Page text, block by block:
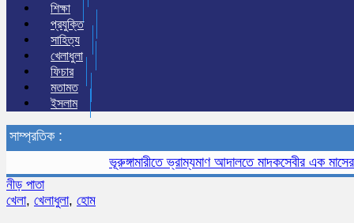
শিক্ষা
প্রযুক্তি
সাহিত্য
খেলাধুলা
ফিচার
মতামত
ইসলাম
সাম্প্রতিক :
ভূরুঙ্গামারীতে ভ্রাম্যমাণ আদালতে মাদকসেবীর এক মাসের
নীড় পাতা
খেলা, খেলাধুলা, হোম